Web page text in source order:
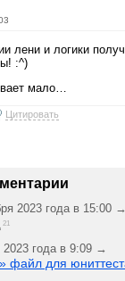
лени и логики
:^)
мало…
Цитировать
2023 года в 15:00 →
21
года в 9:09 →
файл для